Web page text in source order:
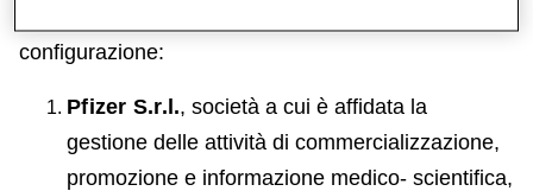
configurazione:
Pfizer S.r.l., società a cui è affidata la
gestione delle attività di commercializzazione,
promozione e informazione medico- scientifica,